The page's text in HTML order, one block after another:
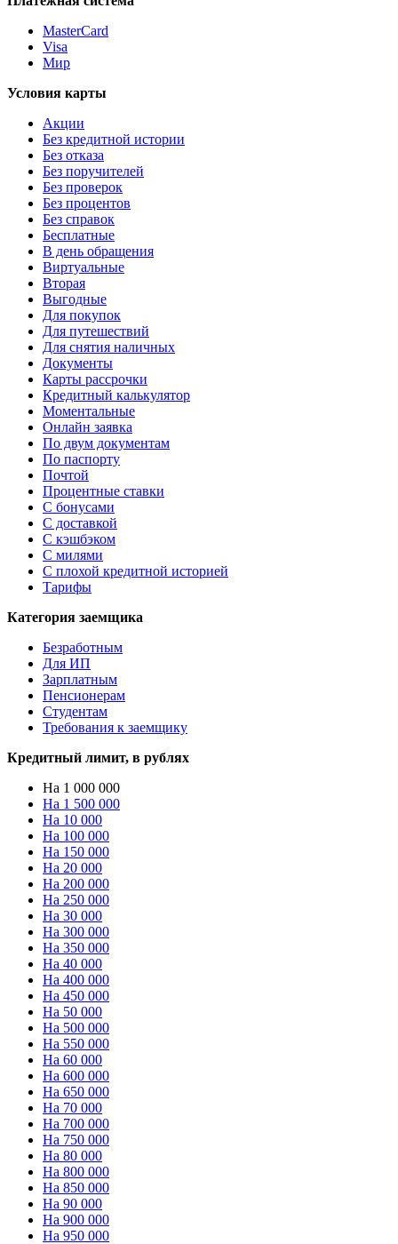
MasterCard
Visa
Мир
Условия карты
Акции
Без кредитной истории
Без отказа
Без поручителей
Без проверок
Без процентов
Без справок
Бесплатные
В день обращения
Виртуальные
Вторая
Выгодные
Для покупок
Для путешествий
Для снятия наличных
Документы
Карты рассрочки
Кредитный калькулятор
Моментальные
Онлайн заявка
По двум документам
По паспорту
Почтой
Процентные ставки
С бонусами
С доставкой
С кэшбэком
С милями
С плохой кредитной историей
Тарифы
Категория заемщика
Безработным
Для ИП
Зарплатным
Пенсионерам
Студентам
Требования к заемщику
Кредитный лимит, в рублях
На 1 000 000
На 1 500 000
На 10 000
На 100 000
На 150 000
На 20 000
На 200 000
На 250 000
На 30 000
На 300 000
На 350 000
На 40 000
На 400 000
На 450 000
На 50 000
На 500 000
На 550 000
На 60 000
На 600 000
На 650 000
На 70 000
На 700 000
На 750 000
На 80 000
На 800 000
На 850 000
На 90 000
На 900 000
На 950 000